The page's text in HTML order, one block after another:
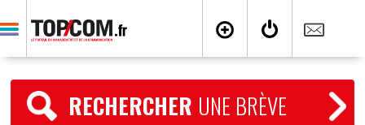
RECHERCHER UNE BRÈVE